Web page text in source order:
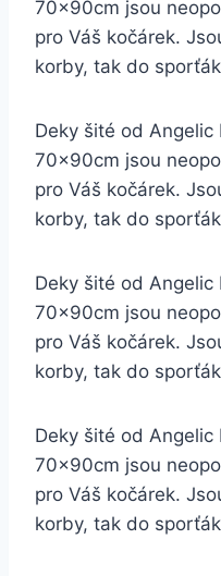
70x90cm jsou
pro Váš kočárek.
korby, tak do
Deky šité od Angelic
70x90cm jsou
pro Váš kočárek.
korby, tak do
Deky šité od Angelic
70x90cm jsou
pro Váš kočárek.
korby, tak do
Deky šité od Angelic
70x90cm jsou
pro Váš kočárek.
korby, tak do